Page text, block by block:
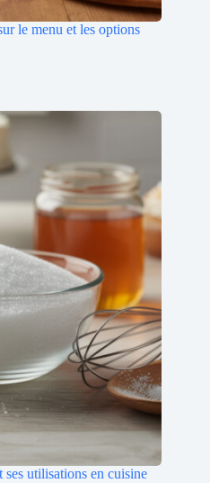
le menu et les options
ses utilisations en cuisine